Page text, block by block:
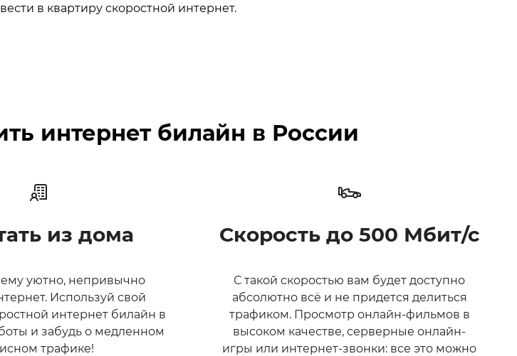
в квартиру скоростной интернет.
интернет билайн в России
из дома
уютно, непривычно
Используй свой
интернет билайн в
и забудь о медленном
трафике!
Скорость до 500 Мбит/с
С такой скоростью вам будет доступно
абсолютно всё и не придется делиться
трафиком. Просмотр онлайн-фильмов в
высоком качестве, серверные онлайн-
игры или интернет-звонки: все это можно